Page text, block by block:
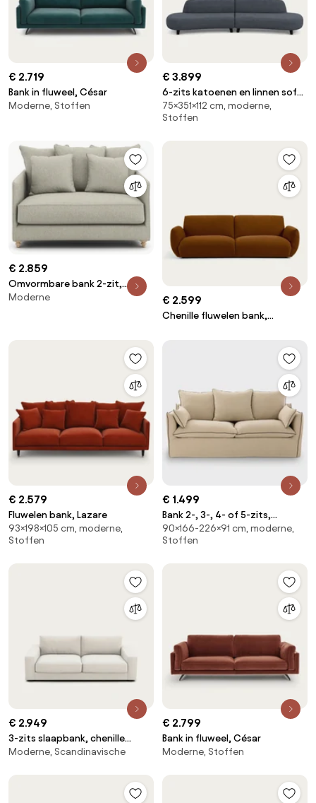
€ 2.719
Bank in fluweel, César
Moderne, Stoffen
€ 3.899
6-zits katoenen en linnen sofa,
Rosebury, ontwerp Emmanuel
Gallina
75×351×112 cm, moderne,
Stoffen
€ 2.859
Omvormbare bank 2-zit,
tweed, Lazare
Moderne € 2.599
Chenille fluwelen bank,
€ 2.579
Fluwelen bank, Lazare
93×198×105 cm, moderne,
Stoffen
€ 1.499
Bank 2-, 3-, 4- of 5-zits,
afneembare hoezen, in dik
linnen, Odna
90×166-226×91 cm, moderne,
Stoffen
€ 2.949
3-zits slaapbank, chenille
fluweel, Skander
Moderne, Scandinavische
€ 2.799
Bank in fluweel, César
Moderne, Stoffen